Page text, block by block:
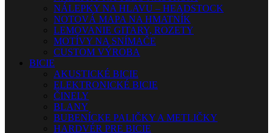
NÁLEPKY NA HLAVU – HEADSTOCK
NOTOVÁ MAPA NA HMATNÍK
LEMOVANIE GITARY, ROZETY
MOTÍVY NA SNÍMAČE
CUSTOM VÝROBA
BICIE
AKUSTICKÉ BICIE
ELEKTRONICKÉ BICIE
ČINELY
BLANY
BUBENÍCKE PALIČKY A METLIČKY
HARDVÉR PRE BICIE